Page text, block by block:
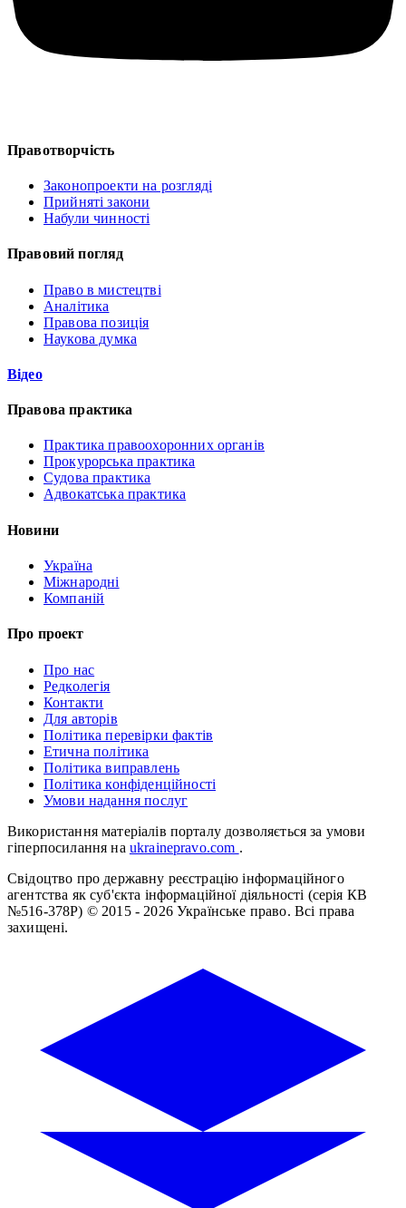
Правотворчість
Законопроекти на розгляді
Прийняті закони
Набули чинності
Правовий погляд
Право в мистецтві
Аналітика
Правова позиція
Наукова думка
Відео
Правова практика
Практика правоохоронних органів
Прокурорська практика
Судова практика
Адвокатська практика
Новини
Україна
Міжнародні
Компаній
Про проект
Про нас
Редколегія
Контакти
Для авторів
Політика перевірки фактів
Етична політика
Політика виправлень
Політика конфіденційності
Умови надання послуг
Використання матеріалів порталу дозволяється за умови
гіперпосилання на ukrainepravo.com .
Свідоцтво про державну реєстрацію інформаційного
агентства як суб'єкта інформаційної діяльності (серія КВ
№516-378Р) © 2015 - 2026 Українське право. Всі права
захищені.